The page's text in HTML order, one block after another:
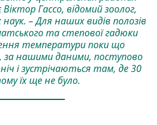
Віктор Гассо, відомий зоолог,
– Для наших видів полозів
та степової гадюки
температури поки що
за нашими даними, поступово
і зустрічаються там, де 30
їх ще не було.